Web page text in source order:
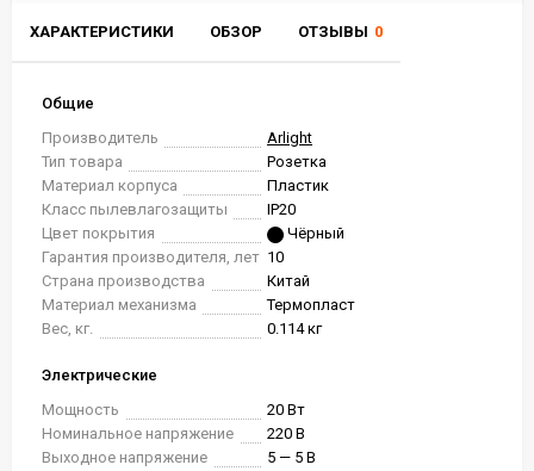
ХАРАКТЕРИСТИКИ ОБЗОР ОТЗЫВЫ 0
Общие
Производитель
Arlight
Тип товара
Розетка
Материал корпуса
Пластик
Класс пылевлагозащиты
IP20
Цвет покрытия
Чёрный
Гарантия производителя, лет 10
Страна производства
Китай
Материал механизма
Термопласт
Вес, кг.
0.114 кг
Электрические
Мощность
20 Вт
Номинальное напряжение
220 В
Выходное напряжение
5 — 5 В